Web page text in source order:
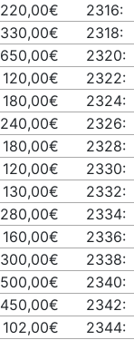
220,00€ 2316:
330,00€ 2318:
650,00€ 2320:
120,00€ 2322:
180,00€ 2324:
240,00€ 2326:
180,00€ 2328:
120,00€ 2330:
130,00€ 2332:
280,00€ 2334:
160,00€ 2336:
300,00€ 2338:
500,00€ 2340:
450,00€ 2342:
102,00€ 2344: